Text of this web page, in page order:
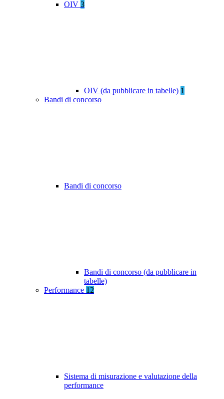
OIV 3
OIV (da pubblicare in tabelle) 1
Bandi di concorso
Bandi di concorso
Bandi di concorso (da pubblicare in
tabelle)
Performance 12
Sistema di misurazione e valutazione della
performance